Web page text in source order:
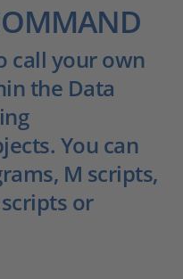
call your own
the Data
You can
M scripts,
or